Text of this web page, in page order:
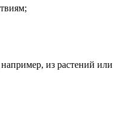
из растений